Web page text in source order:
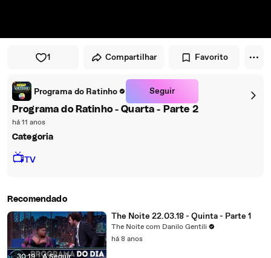
1 Compartilhar Favorito
Programa do Ratinho Seguir
Programa do Ratinho - Quarta - Parte 2
há 11 anos
Categoria
📺TV
Recomendado
The Noite 22.03.18 - Quinta - Parte 1
The Noite com Danilo Gentili
há 8 anos